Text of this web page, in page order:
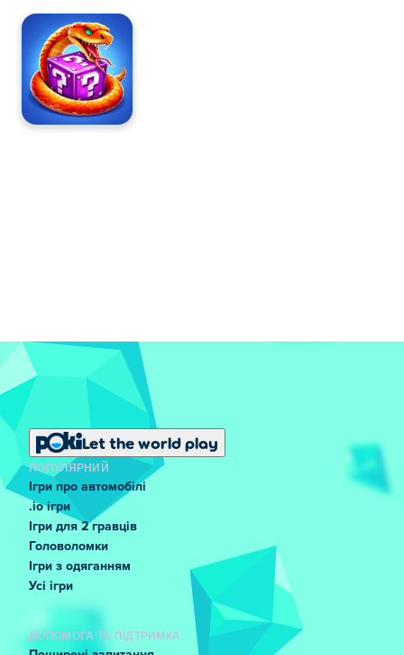
Let the world play
ПОПУЛЯРНИЙ
Ігри про автомобілі
.io ігри
Ігри для 2 гравців
Головоломки
Ігри з одяганням
Усі ігри
ДОПОМОГА ТА ПІДТРИМКА